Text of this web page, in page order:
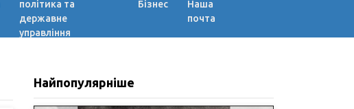
політика та
державне
управління
Бізнес
Наша
почта
Найпопулярніше